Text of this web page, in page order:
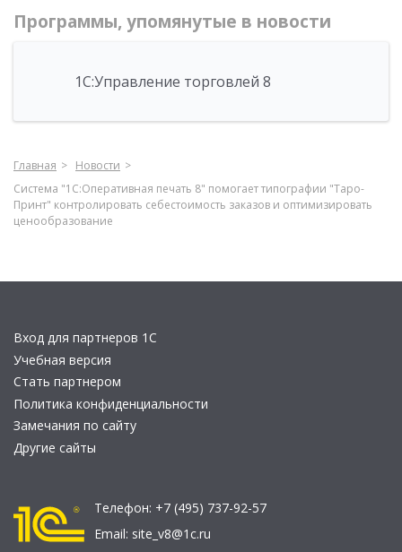
Программы, упомянутые в новости
1С:Управление торговлей 8
Главная
Новости
Система "1С:Оперативная печать 8" помогает типографии "Таро-
Принт" контролировать себестоимость заказов и оптимизировать
ценообразование
Вход для партнеров 1С
Учебная версия
Стать партнером
Политика конфиденциальности
Замечания по сайту
Другие сайты
Телефон: +7 (495) 737-92-57
Email: site_v8@1c.ru